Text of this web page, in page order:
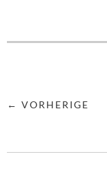
← VORHERIGE